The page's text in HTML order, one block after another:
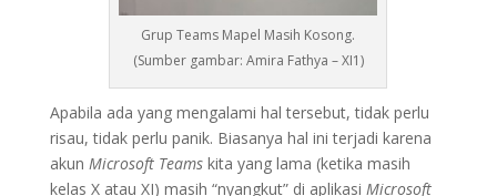
Grup Teams Mapel Masih Kosong.
(Sumber gambar: Amira Fathya – XI1)
Apabila ada yang mengalami hal tersebut, tidak perlu
risau, tidak perlu panik. Biasanya hal ini terjadi karena
akun Microsoft Teamskita yang lama (ketika masih
kelas X atau XI) masih “nyangkut” di aplikasi Microsoft